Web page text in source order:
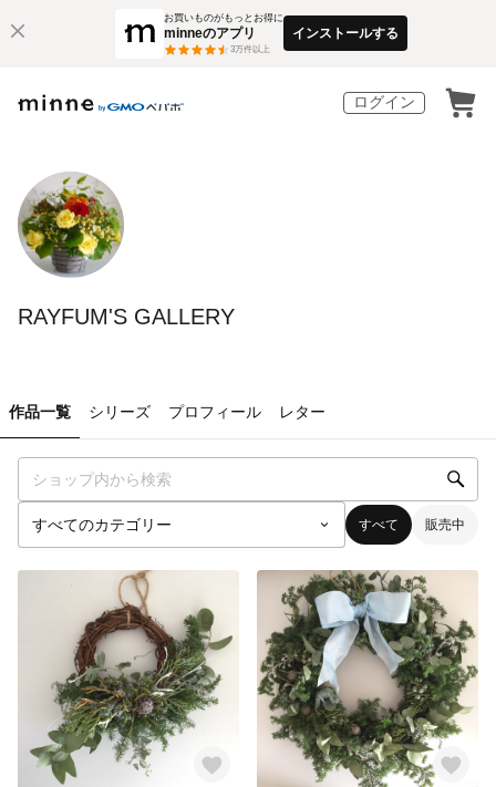
お買いものがもっとお得に
minneのアプリ
3万件以上
インストールする
ログイン
RAYFUM'S GALLERY
作品一覧 シリーズ プロフィール レター
すべて 販売中